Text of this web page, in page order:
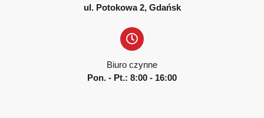
ul. Potokowa 2, Gdańsk
Biuro czynne
Pon. - Pt.: 8:00 - 16:00